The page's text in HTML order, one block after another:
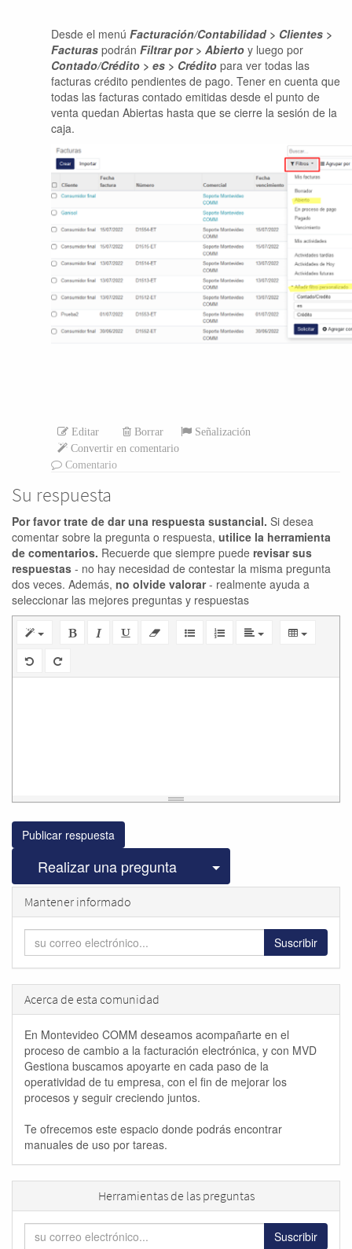
Desde el menú Facturación/Contabilidad > Clientes >
Facturas podrán Filtrar por > Abierto y luego por
Contado/Crédito > es > Crédito para ver todas las
facturas crédito pendientes de pago. Tener en cuenta que
todas las facturas contado emitidas desde el punto de
venta quedan Abiertas hasta que se cierre la sesión de la
caja.
Editar Borrar
Señalización
Convertir en comentario
Comentario
Su respuesta
Por favor trate de dar una respuesta sustancial. Si desea
comentar sobre la pregunta o respuesta, utilice la herramienta
de comentarios. Recuerde que siempre puede revisar sus
respuestas - no hay necesidad de contestar la misma pregunta
dos veces. Además, no olvide valorar- realmente ayuda a
seleccionar las mejores preguntas y respuestas
Publicar respuesta
Realizar una pregunta Seleccionar
Mantener informado
Suscribir
Acerca de esta comunidad
En Montevideo COMM deseamos acompañarte en el
proceso de cambio a la facturación electrónica, y con MVD
Gestiona buscamos apoyarte en cada paso de la
operatividad de tu empresa, con el fin de mejorar los
procesos y seguir creciendo juntos.
Te ofrecemos este espacio donde podrás encontrar
manuales de uso por tareas.
Herramientas de las preguntas
Suscribir